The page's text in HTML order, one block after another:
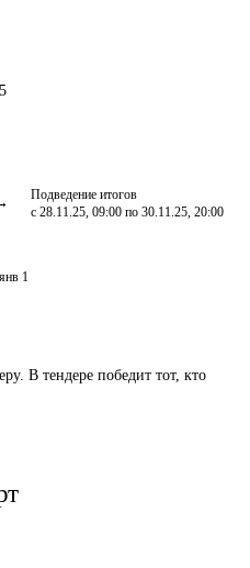
Подведение итогов
с 28.11.25, 09:00 по 30.11.25, 20:00
1
В тендере победит тот, кто